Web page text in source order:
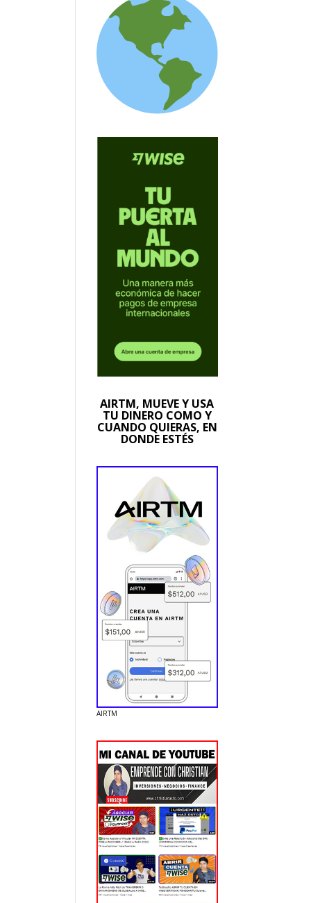
AIRTM, MUEVE Y USA
TU DINERO COMO Y
CUANDO QUIERAS, EN
DONDE ESTÉS
AIRTM